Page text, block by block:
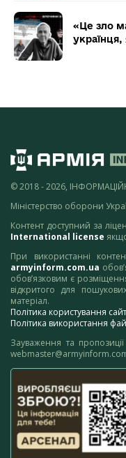
«Це зло
© 2018 - 2026,
Міністерство оборони
Контент доступний за
International license
При використанні
armyinform.com.ua
обов’язковим є
відкритого для
матеріал.
Політика користування
Політика використання
Зауваження та